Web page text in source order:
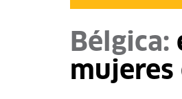
Bélgica:
mujeres